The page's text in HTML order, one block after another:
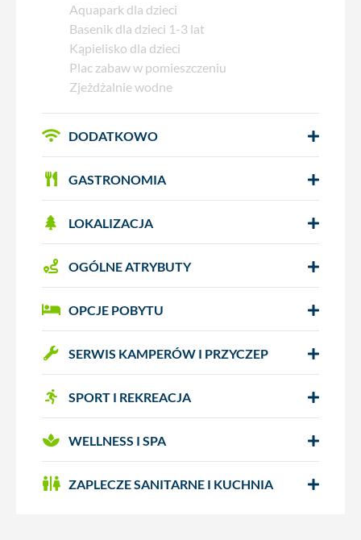
Aquapark dla dzieci
Basenik dla dzieci 1-3 lat
Kąpielisko dla dzieci
Plac zabaw w pomieszczeniu
Zjeżdżalnie wodne
DODATKOWO
GASTRONOMIA
LOKALIZACJA
OGÓLNE ATRYBUTY
OPCJE POBYTU
SERWIS KAMPERÓW I PRZYCZEP
SPORT I REKREACJA
WELLNESS I SPA
ZAPLECZE SANITARNE I KUCHNIA